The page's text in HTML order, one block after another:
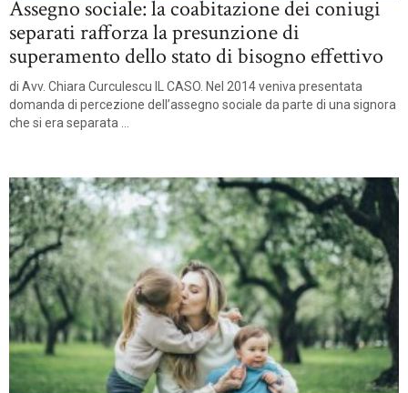
Assegno sociale: la coabitazione dei coniugi
separati rafforza la presunzione di
superamento dello stato di bisogno effettivo
di Avv. Chiara Curculescu IL CASO. Nel 2014 veniva presentata
domanda di percezione dell’assegno sociale da parte di una signora
che si era separata ...